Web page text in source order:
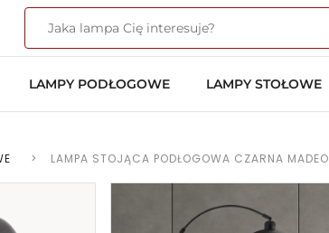
LAMPY PODŁOGOWE LAMPY STOŁOWE
> LAMPA STOJĄCA PODŁOGOWA CZARNA MADEO